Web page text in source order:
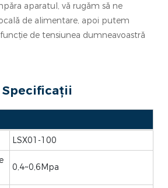
aparatul, vă rugăm să ne
de alimentare, apoi putem
de tensiunea dumneavoastră
Specificații
LSX01-100
0,4~0,6Mpa